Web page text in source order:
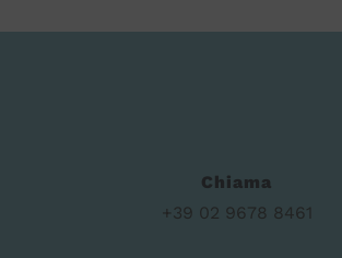
Chiama
+39 02 9678 8461